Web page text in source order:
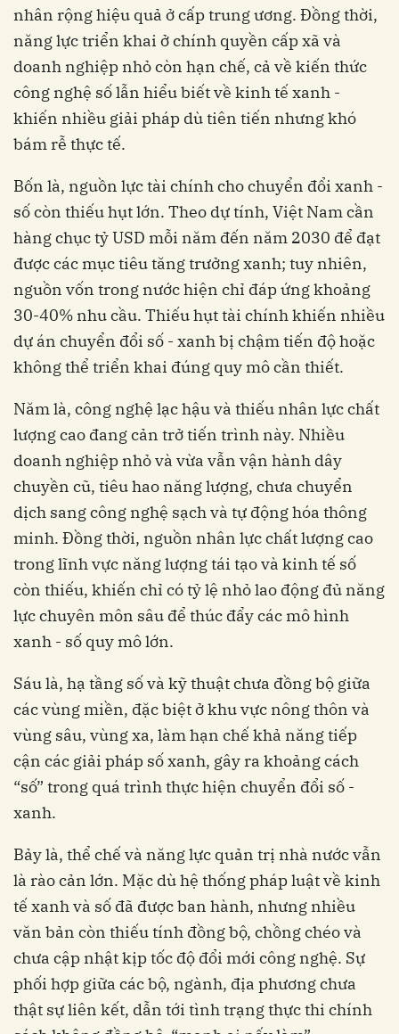
nhân rộng hiệu quả ở cấp trung ương. Đồng thời,
năng lực triển khai ở chính quyền cấp xã và
doanh nghiệp nhỏ còn hạn chế, cả về kiến thức
công nghệ số lẫn hiểu biết về kinh tế xanh -
khiến nhiều giải pháp dù tiên tiến nhưng khó
bám rễ thực tế.
Bốn là, nguồn lực tài chính cho chuyển đổi xanh -
số còn thiếu hụt lớn. Theo dự tính, Việt Nam cần
hàng chục tỷ USD mỗi năm đến năm 2030 để đạt
được các mục tiêu tăng trưởng xanh; tuy nhiên,
nguồn vốn trong nước hiện chỉ đáp ứng khoảng
30-40% nhu cầu. Thiếu hụt tài chính khiến nhiều
dự án chuyển đổi số - xanh bị chậm tiến độ hoặc
không thể triển khai đúng quy mô cần thiết.
Năm là, công nghệ lạc hậu và thiếu nhân lực chất
lượng cao đang cản trở tiến trình này. Nhiều
doanh nghiệp nhỏ và vừa vẫn vận hành dây
chuyền cũ, tiêu hao năng lượng, chưa chuyển
dịch sang công nghệ sạch và tự động hóa thông
minh. Đồng thời, nguồn nhân lực chất lượng cao
trong lĩnh vực năng lượng tái tạo và kinh tế số
còn thiếu, khiến chỉ có tỷ lệ nhỏ lao động đủ năng
lực chuyên môn sâu để thúc đẩy các mô hình
xanh - số quy mô lớn.
Sáu là, hạ tầng số và kỹ thuật chưa đồng bộ giữa
các vùng miền, đặc biệt ở khu vực nông thôn và
vùng sâu, vùng xa, làm hạn chế khả năng tiếp
cận các giải pháp số xanh, gây ra khoảng cách
“số” trong quá trình thực hiện chuyển đổi số -
xanh.
Bảy là, thể chế và năng lực quản trị nhà nước vẫn
là rào cản lớn. Mặc dù hệ thống pháp luật về kinh
tế xanh và số đã được ban hành, nhưng nhiều
văn bản còn thiếu tính đồng bộ, chồng chéo và
chưa cập nhật kịp tốc độ đổi mới công nghệ. Sự
phối hợp giữa các bộ, ngành, địa phương chưa
thật sự liên kết, dẫn tới tình trạng thực thi chính